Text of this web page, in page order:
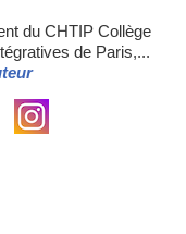
du CHTIP Collège
de Paris,...